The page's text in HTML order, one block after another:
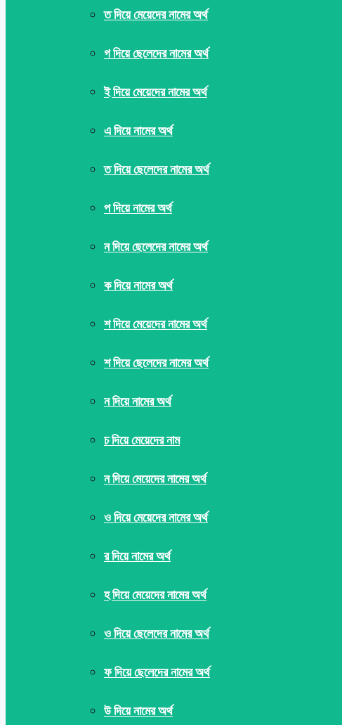
ত দিয়ে মেয়েদের নামের অর্থ
গ দিয়ে ছেলেদের নামের অর্থ
ই দিয়ে মেয়েদের নামের অর্থ
এ দিয়ে নামের অর্থ
ত দিয়ে ছেলেদের নামের অর্থ
প দিয়ে নামের অর্থ
ন দিয়ে ছেলেদের নামের অর্থ
ক দিয়ে নামের অর্থ
শ দিয়ে মেয়েদের নামের অর্থ
শ দিয়ে ছেলেদের নামের অর্থ
ন দিয়ে নামের অর্থ
চ দিয়ে মেয়েদের নাম
ন দিয়ে মেয়েদের নামের অর্থ
ও দিয়ে মেয়েদের নামের অর্থ
র দিয়ে নামের অর্থ
হ দিয়ে মেয়েদের নামের অর্থ
ও দিয়ে ছেলেদের নামের অর্থ
ফ দিয়ে ছেলেদের নামের অর্থ
উ দিয়ে নামের অর্থ